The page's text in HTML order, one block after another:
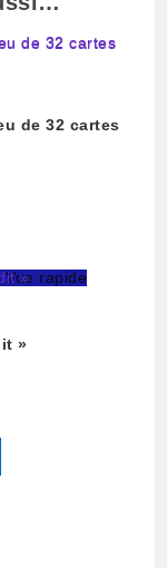
de 32 cartes
Vue rapide
»